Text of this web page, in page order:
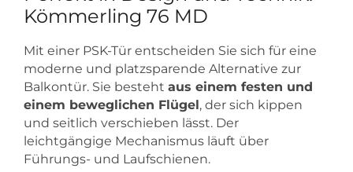
Kömmerling 76 MD
Mit einer PSK-Tür entscheiden Sie sich für eine
moderne und platzsparende Alternative zur
Balkontür. Sie besteht aus einem festen und
einem beweglichen Flügel, der sich kippen
und seitlich verschieben lässt. Der
leichtgängige Mechanismus läuft über
Führungs- und Laufschienen.